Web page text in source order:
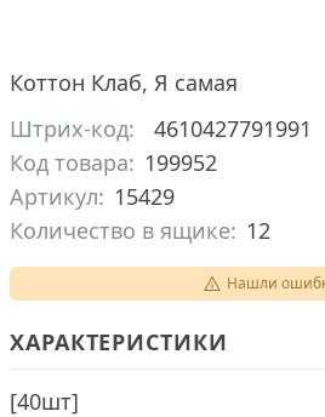
Коттон Клаб, Я самая
Штрих-код:
4610427791991
Код товара: 199952
Артикул: 15429
Количество в ящике: 12
Нашли
ХАРАКТЕРИСТИКИ
[40шт]